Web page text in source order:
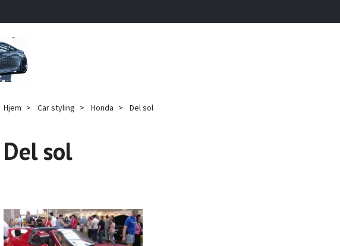
Hjem Car styling Honda Del sol
Del sol